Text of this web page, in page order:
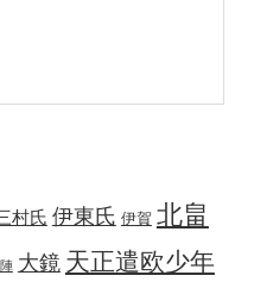
村氏 伊東氏 伊賀 北畠
大鏡 天正遣欧少年